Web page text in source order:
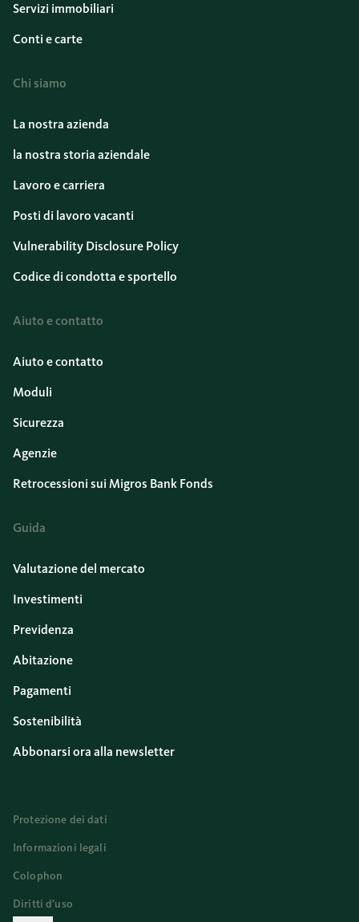
Servizi immobiliari
Conti e carte
Chi siamo
La nostra azienda
la nostra storia aziendale
Lavoro e carriera
Posti di lavoro vacanti
Vulnerability Disclosure Policy
Codice di condotta e sportello
Aiuto e contatto
Aiuto e contatto
Moduli
Sicurezza
Agenzie
Retrocessioni sui Migros Bank Fonds
Guida
Valutazione del mercato
Investimenti
Previdenza
Abitazione
Pagamenti
Sostenibilità
Abbonarsi ora alla newsletter
Protezione dei dati
Informazioni legali
Colophon
Diritti d’uso